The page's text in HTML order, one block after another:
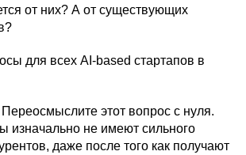
от них? А от существующих
для всех AI-based стартапов в
Переосмыслите этот вопрос с нуля.
изначально не имеют сильного
даже после того как получают